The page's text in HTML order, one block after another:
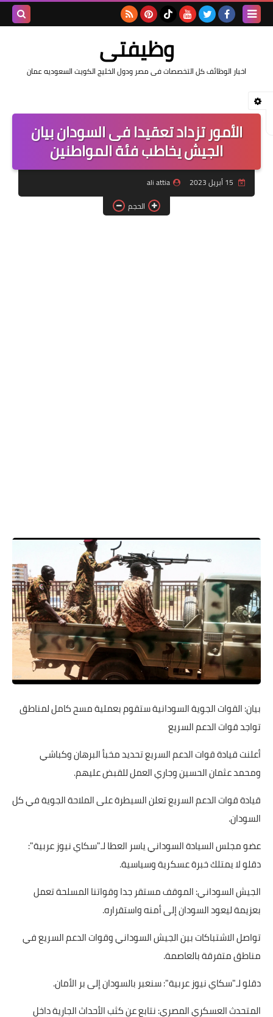
وظيفتى
اخبار الوظائف كل التخصصات فى مصر ودول الخليج الكويت السعوديه عمان
الأمور تزداد تعقيدا فى السودان بيان
الجيش يخاطب فئة المواطنين
ali attia
الحجم
بيان: القوات الجوية السودانية ستقوم بعملية مسح كامل لمناطق
تواجد قوات الدعم السريع
أعلنت قيادة قوات الدعم السريع تحديد مخبأ البرهان وكباشي
ومحمد عثمان الحسين وجاري العمل للقبض عليهم.
قيادة قوات الدعم السريع تعلن السيطرة على الملاحة الجوية في كل
السودان.
عضو مجلس السيادة السوداني ياسر العطا لـ"سكاي نيوز عربية":
دقلو لا يمتلك خبرة عسكرية وسياسية.
الجيش السوداني: الموقف مستقر جدا وقواتنا المسلحة تعمل
بعزيمة ليعود السودان إلى أمنه واستقراره.
تواصل الاشتباكات بين الجيش السوداني وقوات الدعم السريع في
مناطق متفرقة بالعاصمة.
دقلو لـ"سكاي نيوز عربية": سنعبر بالسودان إلى بر الأمان.
المتحدث العسكري المصري: نتابع عن كثب الأحداث الجارية داخل